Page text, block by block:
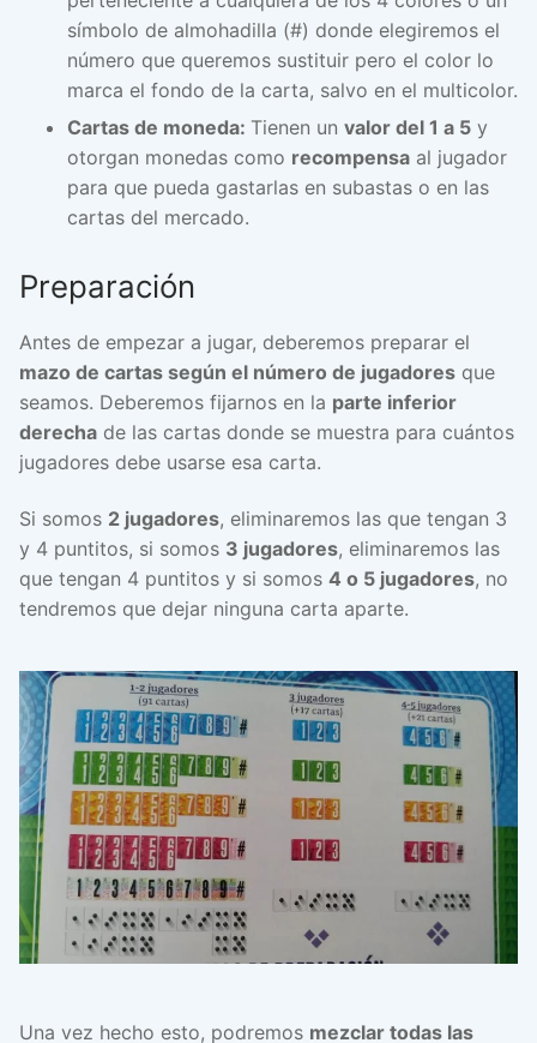
símbolo de almohadilla (#) donde elegiremos el
número que queremos sustituir pero el color lo
marca el fondo de la carta, salvo en el multicolor.
Cartas de moneda: Tienen un valor del 1 a 5 y
otorgan monedas como recompensa al jugador
para que pueda gastarlas en subastas o en las
cartas del mercado.
Preparación
Antes de empezar a jugar, deberemos preparar el
mazo de cartas según el número de jugadores que
seamos. Deberemos fijarnos en la parte inferior
derecha de las cartas donde se muestra para cuántos
jugadores debe usarse esa carta.
Si somos 2 jugadores, eliminaremos las que tengan 3
y 4 puntitos, si somos 3 jugadores, eliminaremos las
que tengan 4 puntitos y si somos 4 o 5 jugadores, no
tendremos que dejar ninguna carta aparte.
Una vez hecho esto, podremos mezclar todas las